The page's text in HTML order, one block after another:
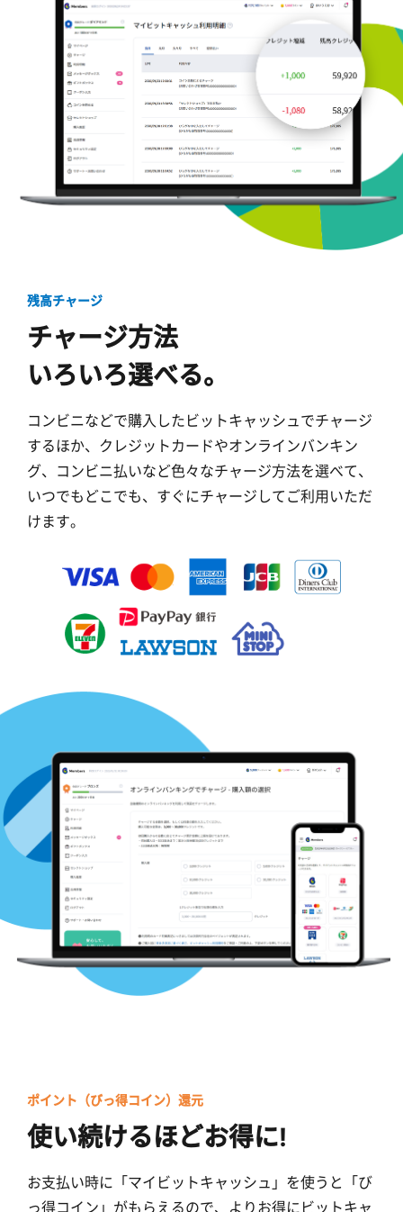
残高チャージ
チャージ方法
いろいろ選べる。
コンビニなどで購入したビットキャッシュでチャージ
するほか、クレジットカードやオンラインバンキン
グ、コンビニ払いなど色々なチャージ方法を選べて、
いつでもどこでも、すぐにチャージしてご利用いただ
けます。
ポイント（びっ得コイン）還元
使い続けるほどお得に!
お支払い時に「マイビットキャッシュ」を使うと「び
っ得コイン」がもらえるので、よりお得にビットキャ